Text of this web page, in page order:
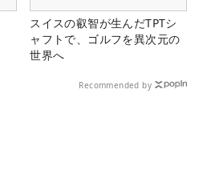
スイスの叡智が生んだTPTシ
ャフトで、ゴルフを異次元の
世界へ
Recommended by